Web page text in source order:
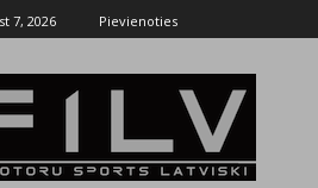
7, 2026 Pievienoties